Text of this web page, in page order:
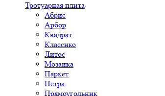
Тротуарная плита
Абрис
Арбор
Квадрат
Классико
Литос
Мозаика
Паркет
Петра
Прямоугольник